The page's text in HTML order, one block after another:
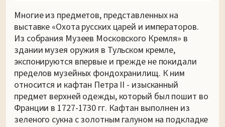
Многие из предметов, представленных на
выставке «Охота русских царей и императоров.
Из собрания Музеев Московского Кремля» в
здании музея оружия в Тульском кремле,
экспонируются впервые и прежде не покидали
пределов музейных фондохранилищ. К ним
относится и кафтан Петра II - изысканный
предмет верхней одежды, который был пошит во
Франции в 1727-1730 гг. Кафтан выполнен из
зеленого сукна с золотным галуном на подкладке